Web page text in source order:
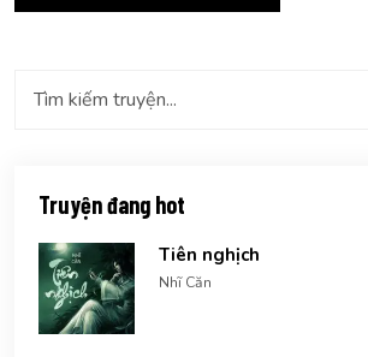
Truyện đang hot
Tiên nghịch
Nhĩ Căn